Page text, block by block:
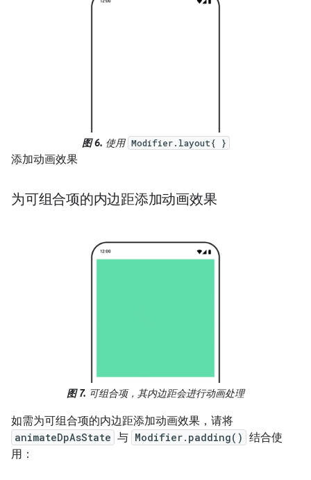
图 6. 使用 Modifier.layout{ }
添加动画效果
为可组合项的内边距添加动画效果
图 7. 可组合项，其内边距会进行动画处理
如需为可组合项的内边距添加动画效果，请将
animateDpAsState 与 Modifier.padding() 结合使
用：